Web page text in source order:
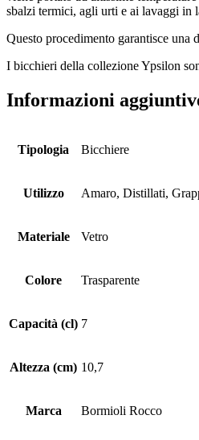
sbalzi termici, agli urti e ai lavaggi in
Questo procedimento garantisce
I bicchieri della collezione Ypsilon
Informazioni
Tipologia Bicchiere
Utilizzo Amaro, Distillati,
Materiale Vetro
Colore Trasparente
Capacità (cl) 7
Altezza (cm) 10,7
Marca Bormioli Rocco